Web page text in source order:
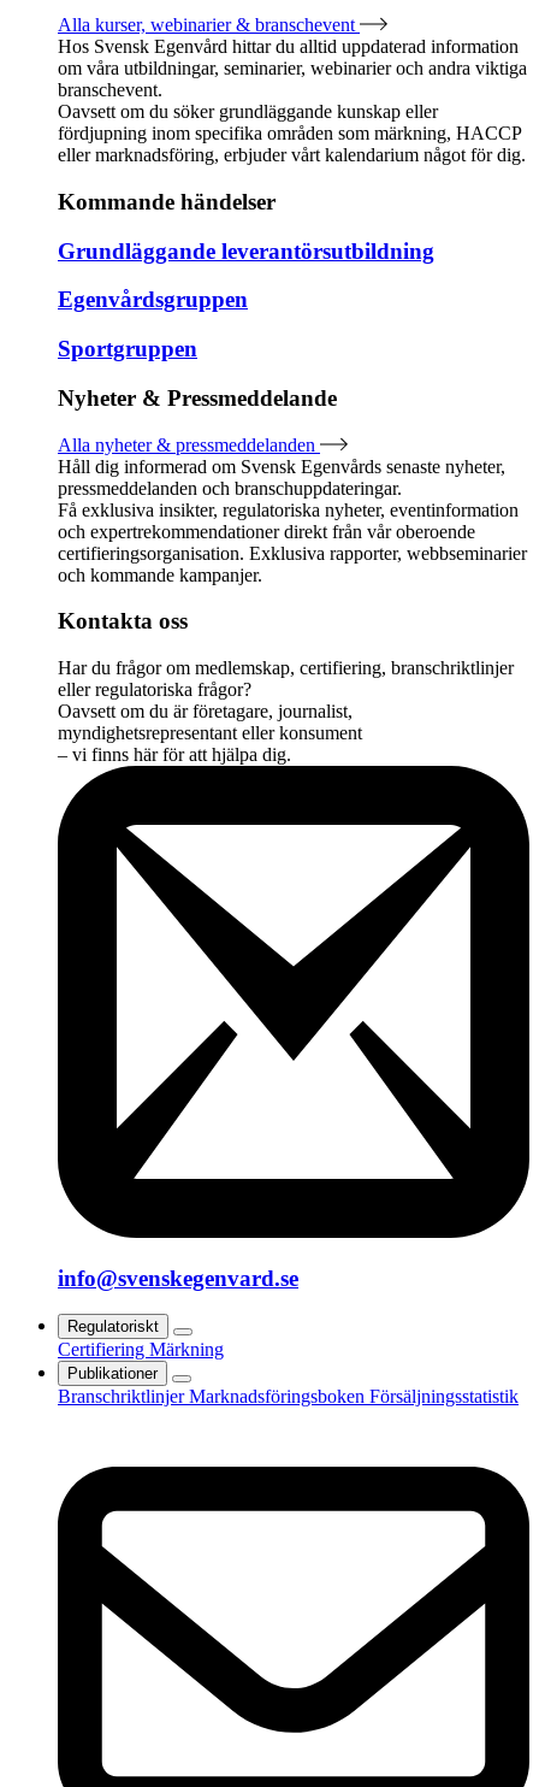
Alla kurser, webinarier & branschevent
Hos Svensk Egenvård hittar du alltid uppdaterad information
om våra utbildningar, seminarier, webinarier och andra viktiga
branschevent.
Oavsett om du söker grundläggande kunskap eller
fördjupning inom specifika områden som märkning, HACCP
eller marknadsföring, erbjuder vårt kalendarium något för dig.
Kommande händelser
Grundläggande leverantörsutbildning
Egenvårdsgruppen
Sportgruppen
Nyheter & Pressmeddelande
Alla nyheter & pressmeddelanden
Håll dig informerad om Svensk Egenvårds senaste nyheter,
pressmeddelanden och branschuppdateringar.
Få exklusiva insikter, regulatoriska nyheter, eventinformation
och expertrekommendationer direkt från vår oberoende
certifieringsorganisation. Exklusiva rapporter, webbseminarier
och kommande kampanjer.
Kontakta oss
Har du frågor om medlemskap, certifiering, branschriktlinjer
eller regulatoriska frågor?
Oavsett om du är företagare, journalist,
myndighetsrepresentant eller konsument
– vi finns här för att hjälpa dig.
info@svenskegenvard.se
Regulatoriskt
Certifiering Märkning
Publikationer
BranschriktlinjerMarknadsföringsboken Försäljningsstatistik